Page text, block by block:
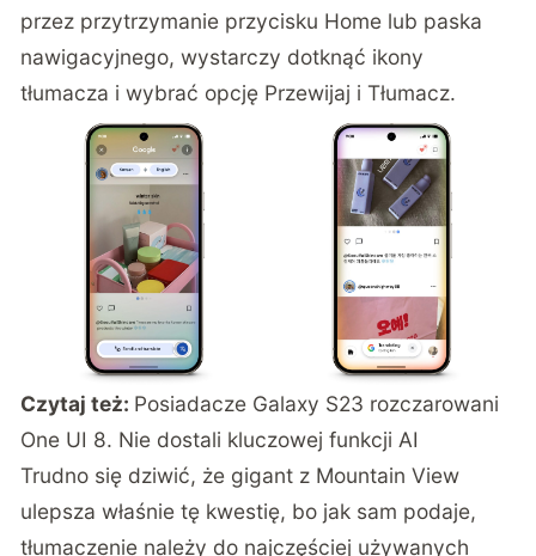
przez przytrzymanie przycisku Home lub paska
nawigacyjnego, wystarczy dotknąć ikony
tłumacza i wybrać opcję Przewijaj i Tłumacz.
Czytaj też: Posiadacze Galaxy S23 rozczarowani
One UI 8. Nie dostali kluczowej funkcji AI
Trudno się dziwić, że gigant z Mountain View
ulepsza właśnie tę kwestię, bo jak sam podaje,
tłumaczenie należy do najczęściej używanych